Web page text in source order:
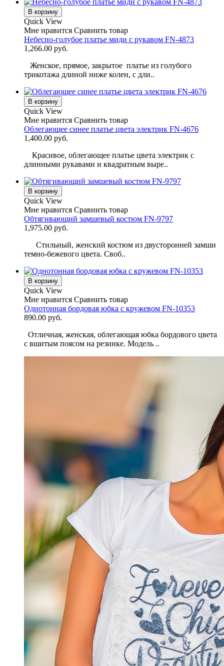
В корзину
Quick View
Мне нравится Сравнить товар
Небесно-голубое платье миди с рукавом FN-4873
1,266.00 руб.
Женское, прямое, закрытое платье из голубого
трикотажа длиной ниже колен, с дли..
В корзину
Quick View
Мне нравится Сравнить товар
Облегающее синее платье цвета электрик FN-4676
1,400.00 руб.
Красивое, облегающее платье цвета электрик с
длинными рукавами и квадратным выре..
В корзину
Quick View
Мне нравится Сравнить товар
Обтягивающий замшевый костюм FN-9797
1,975.00 руб.
Стильный, женский костюм из двусторонней замши
темно-бежевого цвета. Своб..
В корзину
Quick View
Мне нравится Сравнить товар
Однотонная бордовая юбка с кружевом FN-10353
890.00 руб.
Отличная, женская, облегающая юбка бордового цвета
с вшитым поясом на резинке. Модель ..